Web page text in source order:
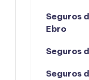
Seguros
Ebro
Seguros
Seguros